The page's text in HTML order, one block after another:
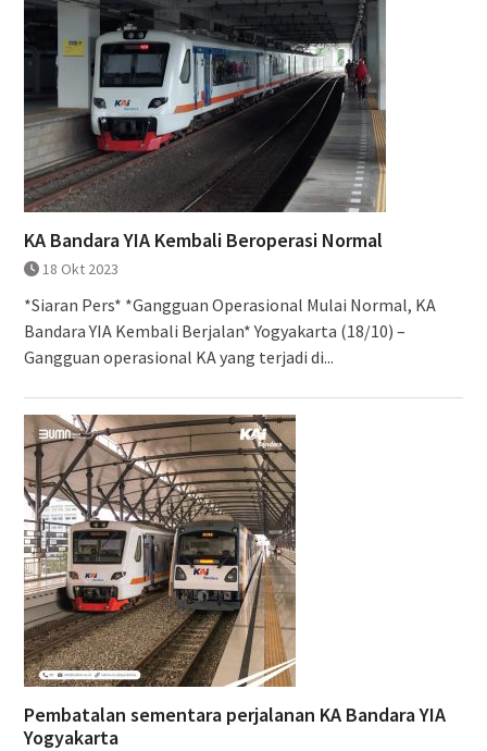
KA Bandara YIA Kembali Beroperasi Normal
18 Okt 2023
*Siaran Pers* *Gangguan Operasional Mulai Normal, KA
Bandara YIA Kembali Berjalan* Yogyakarta (18/10) –
Gangguan operasional KA yang terjadi di...
Pembatalan sementara perjalanan KA Bandara YIA
Yogyakarta